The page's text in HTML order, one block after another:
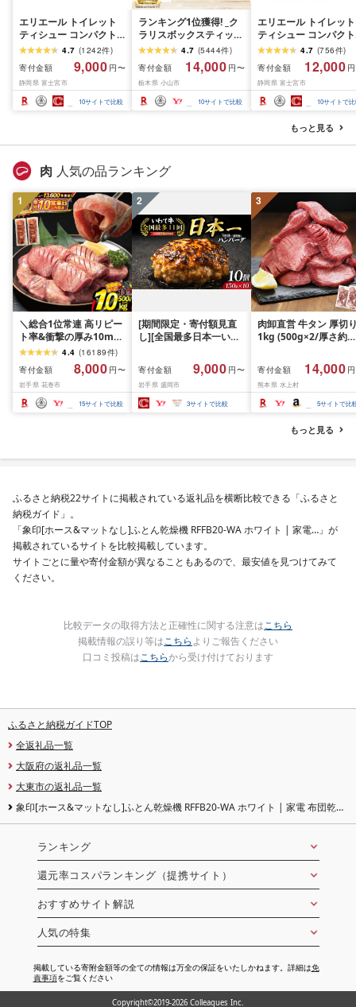
エリエール トイレット
ティシュー コンパクト
シングル [個数が選べ
る:16・32・64 ロール]
1.5倍巻 82.5m トイレッ
トペーパー シングル パ
ルプ100% 香りつき 日用
品 消耗品 備蓄 ふるさと
4.7 (1242件)
寄付金額
9,000 円〜
静岡県 富士宮市
10サイトで比較
ランキング1位獲得! _ク
ラリスボックスティッシ
ュ60箱(1箱220組(440
枚))(5個入り×12セット)_
ティッシュ ティッシュ
ペーパー 日用品 常備品
生活用品 まとめ買い [配
送不可地域:離島・沖縄
4.7 (5444件)
寄付金額
14,000 円〜
栃木県 小山市
10サイトで比較
エリエール トイレット
ティシュー コンパクト
ダブル [選べるロール
数:32・64 ロール] 1.5
巻 45m トイレットペ
パー ダブル パルプ
香りつき 日用品 消耗
備蓄 ふるさと納税 ふ
さと 送料無料 静岡県
4.7 (756件)
寄付金額
12,000
静岡県 富士宮市
10サイトで
もっと見る
肉 人気の品ランキング
1
＼総合1位常連 高リピー
ト率&衝撃の厚み10mm
厚切り牛タン 塩味/ ≪ス
ピード発送!!10営業日以
内発送≫ 選べる内容量
500g / 1kg 定期便 毎月
届く 牛肉 肉 BBQ ふるさ
と 人気 ランキング 岩手
4.4 (16189件)
寄付金額
8,000 円〜
岩手県 花巻市
15サイトで比較
2
[期間限定・寄付額見直
し][全国最多日本一いわ
1.5kg(150g×10個) いわ
て牛 × 岩中豚 ハンバー
グ 合挽き 合い挽き 黒毛
和牛 人気 冷凍 個包装 小
分け 冷凍 牛肉 豚肉 和牛
キング 1位 1万円以下 岩
寄付金額 9,000 円〜
岩手県 盛岡市
3サイトで比較
3
肉卸直営 牛タン 厚切
1kg (500g×2/厚さ約
牛肉 焼肉 冷凍 スライ
業務用 バーベキュー
BBQ おつまみ ギフト
祝い お中元 夏ギフト
寄付金額 14,000
熊本県 水上村
5サイトで比
もっと見る
ふるさと納税22サイトに掲載されている返礼品を横断比較できる「ふるさと
納税ガイド」。
「象印[ホース&マットなし]ふとん乾燥機 RFFB20-WA ホワイト | 家電…」が
掲載されているサイトを比較掲載しています。
サイトごとに量や寄付金額が異なることもあるので、最安値を見つけてみて
ください。
比較データの取得方法と正確性に関する注意はこちら
掲載情報の誤り等はこちらよりご報告ください
口コミ投稿はこちらから受け付けております
ふるさと納税ガイドTOP
全返礼品一覧
大阪府の返礼品一覧
大東市の返礼品一覧
象印[ホース&マットなし]ふとん乾燥機 RFFB20-WA ホワイト | 家電 布団乾燥
ランキング
還元率コスパランキング（提携サイト）
おすすめサイト解説
人気の特集
掲載している寄附金額等の全ての情報は万全の保証をいたしかねます。詳細は免
責事項をご覧ください
Copyright©2019-2026 Colleagues Inc.